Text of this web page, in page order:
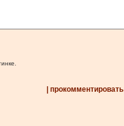
| прокомментировать |